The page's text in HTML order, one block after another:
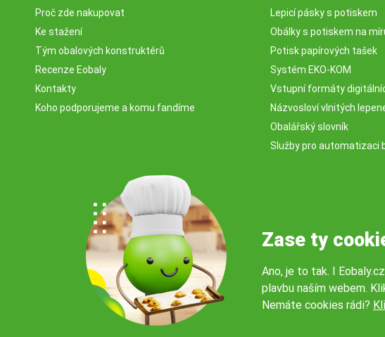
Proč zde nakupovat
Ke stažení
Tým obalových konstruktérů
Recenze Eobaly
Kontakty
Koho podporujeme a komu fandíme
Lepicí pásky s potiskem
Obálky s potiskem na
Potisk papírových tašek
Systém EKO-KOM
Vstupní formáty
Názvosloví vlnitých
Obalářský slovník
Služby pro automatizaci
© 2026 Servisbal Obaly s.r.o. Všechna práva vyhrazena.
Zase ty
Ano, je to tak. I
plavbu naším webem.
Nemáte cookies rádi?